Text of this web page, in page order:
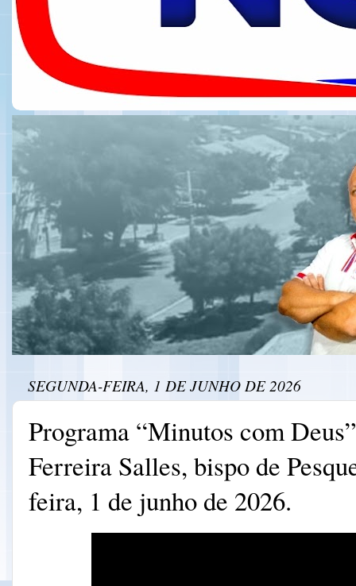
SEGUNDA-FEIRA, 1 DE JUNHO DE 2026
Programa “Minutos com
Ferreira Salles, bispo de
feira, 1 de junho de 2026.